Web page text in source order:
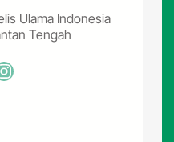
Ulama Indonesia
Tengah